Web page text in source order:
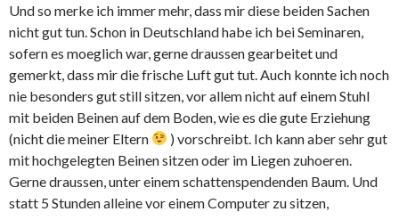
Und so merke ich immer mehr, dass mir diese beiden Sachen
nicht gut tun. Schon in Deutschland habe ich bei Seminaren,
sofern es moeglich war, gerne draussen gearbeitet und
gemerkt, dass mir die frische Luft gut tut. Auch konnte ich noch
nie besonders gut still sitzen, vor allem nicht auf einem Stuhl
mit beiden Beinen auf dem Boden, wie es die gute Erziehung
(nicht die meiner Eltern
) vorschreibt. Ich kann aber sehr gut
mit hochgelegten Beinen sitzen oder im Liegen zuhoeren.
Gerne draussen, unter einem schattenspendenden Baum. Und
statt 5 Stunden alleine vor einem Computer zu sitzen,